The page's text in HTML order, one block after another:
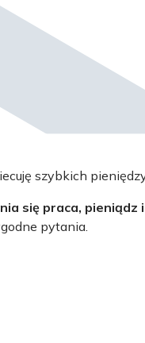
szybkich
się praca,
pytania.